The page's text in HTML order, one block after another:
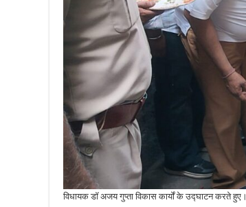
विधायक डॉ अजय गुप्ता विकास कार्यों के उद्घाटन करते हुए।